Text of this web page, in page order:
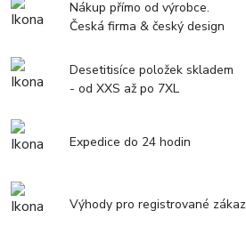
Nákup přímo od výrobce.
Česká firma & český design
Desetitisíce položek skladem
- od XXS až po 7XL
Expedice do 24 hodin
Výhody pro registrované